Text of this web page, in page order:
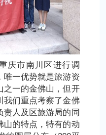
庆市南川区进行调
唯一优势就是旅游资
之一的金佛山，但开
我们重点考察了金佛
责人及区旅游局的同
山的特点，特有的动